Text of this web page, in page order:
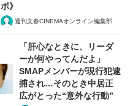
ボ》
週刊文春CINEMAオンライン編集部
「肝心なときに、リーダ
ーが何やってんだよ」
SMAPメンバーが現行犯逮
捕され…そのとき中居正
広がとった“意外な行動”